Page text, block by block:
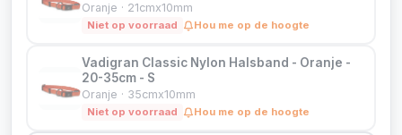
Oranje · 21cmx10mm
Niet op voorraad Hou me op de hoogte
Vadigran Classic Nylon Halsband - Oranje -
20-35cm - S
Oranje · 35cmx10mm
Niet op voorraad Hou me op de hoogte